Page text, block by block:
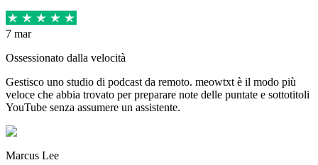
7 mar
Ossessionato dalla velocità
Gestisco uno studio di podcast da remoto. meowtxt è il modo più
veloce che abbia trovato per preparare note delle puntate e sottotitoli
YouTube senza assumere un assistente.
Marcus Lee